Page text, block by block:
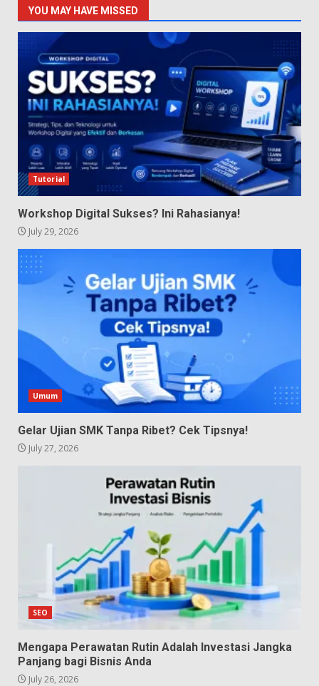
YOU MAY HAVE MISSED
Tutorial
Workshop Digital Sukses? Ini Rahasianya!
July 29, 2026
Umum
Gelar Ujian SMK Tanpa Ribet? Cek Tipsnya!
July 27, 2026
SEO
Mengapa Perawatan Rutin Adalah Investasi Jangka
Panjang bagi Bisnis Anda
July 26, 2026